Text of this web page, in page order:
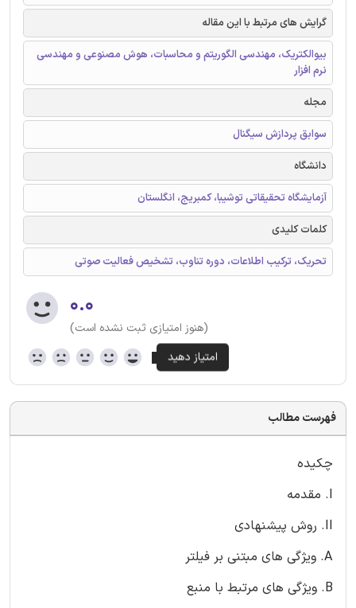
گرایش های مرتبط با این مقاله
بیوالکتریک، مهندسی الگوریتم و محاسبات، هوش مصنوعی و مهندسی
نرم افزار
مجله
سوابق پردازش سیگنال
دانشگاه
آزمایشگاه تحقیقاتی توشیبا، کمبریج، انگلستان
کلمات کلیدی
تحریک، ترکیب اطلاعات، دوره تناوب، تشخیص فعالیت صوتی
۰.۰
(هنوز امتیازی ثبت نشده است)
فهرست مطالب
چکیده
I. مقدمه
II. روش پیشنهادی
A. ویژگی های مبتنی بر فیلتر
B. ویژگی های مرتبط با منبع